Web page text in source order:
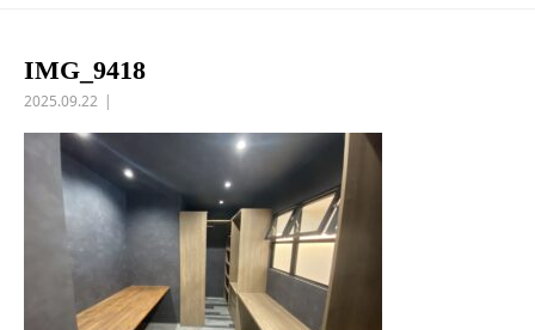
IMG_9418
2025.09.22